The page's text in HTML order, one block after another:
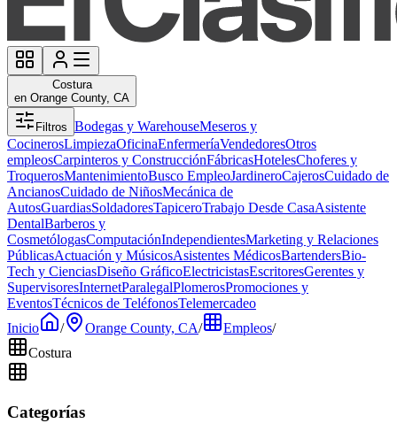
Costura
en Orange County, CA
Filtros Bodegas y WarehouseMeseros y
CocinerosLimpiezaOficinaEnfermeríaVendedoresOtros
empleosCarpinteros y ConstrucciónFábricasHotelesChoferes y
TroquerosMantenimientoBusco EmpleoJardineroCajerosCuidado de
AncianosCuidado de NiñosMecánica de
AutosGuardiasSoldadoresTapiceroTrabajo Desde CasaAsistente
DentalBarberos y
CosmetólogasComputaciónIndependientesMarketing y Relaciones
PúblicasActuación y MúsicosAsistentes MédicosBartendersBio-
Tech y CienciasDiseño GráficoElectricistasEscritoresGerentes y
SupervisoresInternetParalegalPlomerosPromociones y
EventosTécnicos de TeléfonosTelemercadeo
Inicio
/ Orange County, CA/ Empleos/
Costura
Categorías